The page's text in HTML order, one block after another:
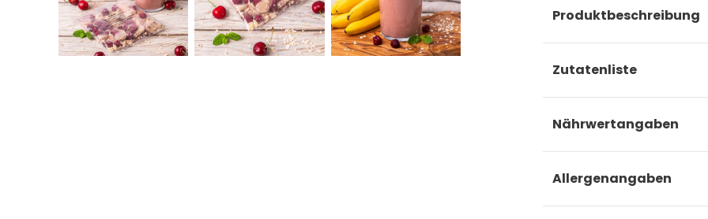
Produktbeschreibung
Zutatenliste
Nährwertangaben
Allergenangaben